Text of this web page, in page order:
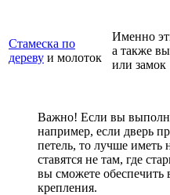
Стамеска по
дереву и молоток
Именно
а также
или замок
Важно! Если вы
например, если дверь
петель, то лучше иметь
ставятся не там, где
вы сможете
крепления.